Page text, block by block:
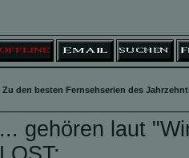
Zu den besten Fernsehserien des
... gehören laut